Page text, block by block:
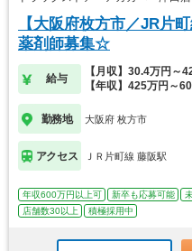
【大阪府枚方市／JR片
薬剤師募集☆
給与
【月収】30.4万円～
【年収】425万円～
勤務地 大阪府 枚方市
アクセス ＪＲ片町線 藤阪駅
年収600万円以上可 新卒も応募可能
店舗数30以上
積極採用中